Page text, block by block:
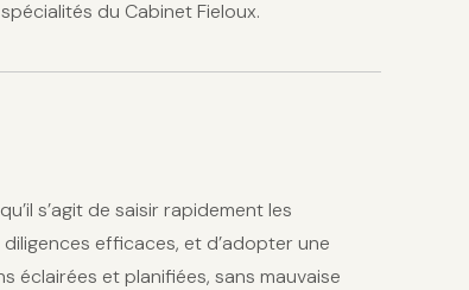
du Cabinet Fieloux.
s’agit de saisir rapidement les
efficaces, et d’adopter une
éclairées et planifiées, sans mauvaise